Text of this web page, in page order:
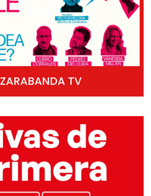
ZARABANDA TV